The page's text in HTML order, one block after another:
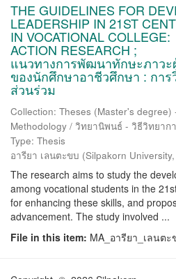
THE GUIDELINES FOR
LEADERSHIP IN 21ST
IN VOCATIONAL
ACTION RESEARCH ;
แนวทางการพัฒนาทักษะภาวะ
ของนักศึกษาอาชีวศึกษา : กา
ส่วนร่วม
Collection: Theses (Master's
Methodology / วิทยานิพนธ์ - วิธีวิทยาก
Type: Thesis
อารียา เลนตะขบ (Silpakorn University,
The research aims to study the
among vocational students in the
for enhancing these skills, and
advancement. The study involved ...
File in this item: MA_อารียา_เลนต